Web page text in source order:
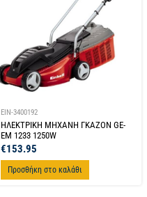
EIN-3400192
ΗΛΕΚΤΡΙΚΗ ΜΗΧΑΝΗ ΓΚΑΖΟΝ GE-
EM 1233 1250W
€153.95
Προσθήκη στο καλάθι